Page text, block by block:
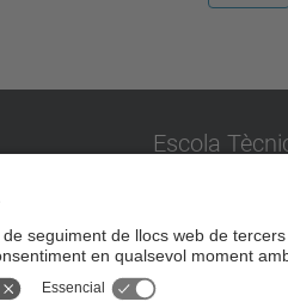
Escola
Carrer Pere
08173 Sant